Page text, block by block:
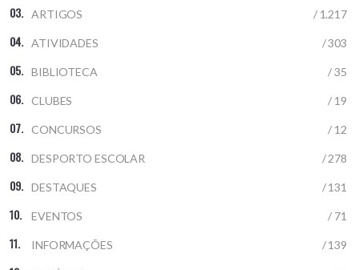
ARTIGOS / 1.217
ATIVIDADES / 303
BIBLIOTECA / 35
CLUBES / 19
CONCURSOS / 12
DESPORTO ESCOLAR / 278
DESTAQUES / 131
EVENTOS / 71
INFORMAÇÕES / 139